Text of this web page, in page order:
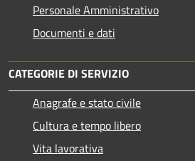
Personale Amministrativo
Documenti e dati
CATEGORIE DI SERVIZIO
Anagrafe e stato civile
Cultura e tempo libero
Vita lavorativa